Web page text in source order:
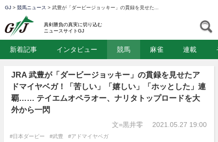
GJ > 競馬ニュース > 武豊が「ダービージョッキー」の貫録を見せた...
真剣勝負の真実に切り込む
ニュースサイトGJ
新着記事 インタビュー 競馬 麻雀 連載
JRA 武豊が「ダービージョッキー」の貫録を見せたア
ドマイヤベガ！「苦しい」「嬉しい」「ホッとした」連
覇…… テイエムオペラオー、ナリタトップロードを大
外から一閃
文=黒井零 2021.05.27 19:00
#日本ダービー #武豊 #アドマイヤベガ